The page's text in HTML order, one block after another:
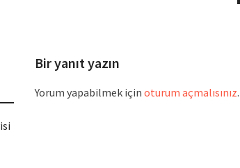
Bir yanıt yazın
Yorum yapabilmek için oturum açmalısınız.